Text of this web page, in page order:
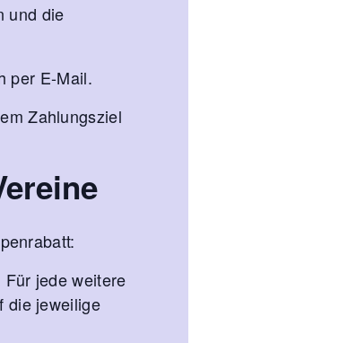
und die
per E-Mail.
Zahlungsziel
jede weitere
die jeweilige